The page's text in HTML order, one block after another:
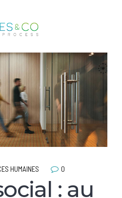
HUMAINES 0
: au